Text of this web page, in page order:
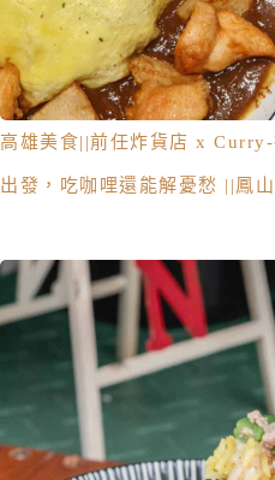
高雄美食||前任炸貨店 x
出發，吃咖哩還能解憂愁 ||鳳